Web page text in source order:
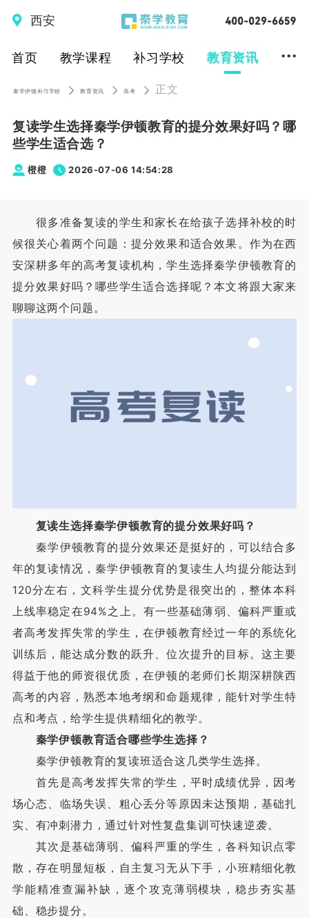
西安
首页 教学课程 补习学校 教育资讯 ...
秦学伊顿补习学校 教育资讯 高考 正文
复读学生选择秦学伊顿教育的提分效果好吗？哪
些学生适合选？
橙橙 2026-07-06 14:54:28
很多准备复读的学生和家长在给孩子选择补校的时
候很关心着两个问题：提分效果和适合效果。作为在西
安深耕多年的高考复读机构，学生选择秦学伊顿教育的
提分效果好吗？哪些学生适合选择呢？本文将跟大家来
聊聊这两个问题。
复读生选择秦学伊顿教育的提分效果好吗？
秦学伊顿教育的提分效果还是挺好的，可以结合多
年的复读情况，秦学伊顿教育的复读生人均提分能达到
120分左右，文科学生提分优势是很突出的，整体本科
上线率稳定在94%之上。有一些基础薄弱、偏科严重或
者高考发挥失常的学生，在伊顿教育经过一年的系统化
训练后，能达成分数的跃升、位次提升的目标。这主要
得益于他的师资很优质，在伊顿的老师们长期深耕陕西
高考的内容，熟悉本地考纲和命题规律，能针对学生特
点和考点，给学生提供精细化的教学。
秦学伊顿教育适合哪些学生选择？
秦学伊顿教育的复读班适合这几类学生选择。
首先是高考发挥失常的学生，平时成绩优异，因考
场心态、临场失误、粗心丢分等原因未达预期，基础扎
实、有冲刺潜力，通过针对性复盘集训可快速逆袭。
其次是基础薄弱、偏科严重的学生，各科知识点零
散，存在明显短板，自主复习无从下手，小班精细化教
学能精准查漏补缺，逐个攻克薄弱模块，稳步夯实基
础、稳步提分。